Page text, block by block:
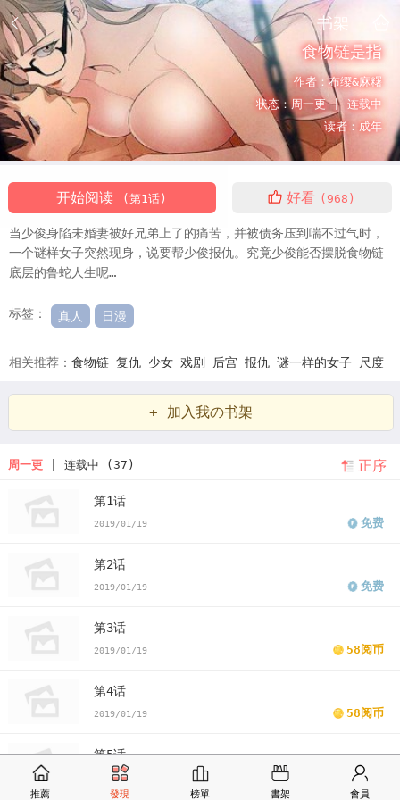
书架
食物链是指
作者： 布缨&麻糬
状态：周一更 | 连载中
读者： 成年
开始阅读 (第1话) 好看 (968)
当少俊身陷未婚妻被好兄弟上了的痛苦，并被债务压到喘不过气时，
一个谜样女子突然现身，说要帮少俊报仇。究竟少俊能否摆脱食物链
底层的鲁蛇人生呢…
标签： 真人 日漫
相关推荐： 食物链 复仇 少女 戏剧 后宫 报仇 谜一样的女子 尺度
食物链在生物富集中的作用食物链是指食物链生物食物链名词解
释生态学食物链是由什么构成的食物链影评食物链的关系图食物
链顶端的猛兽食物链的三种类型 食物链和食物网的思维导图 韩漫
食物链在生物富集中的作用
漫画汗汗漫画 食物链漫
+ 加入我の书架
周一更| 连载中 (37) 正序
第1话
2019/01/19 免费
第2话
2019/01/19 免费
第3话
2019/01/19 58阅币
第4话
2019/01/19 58阅币
第5话
2019/01/19 58阅币
推薦 發現 榜單 書架 會員